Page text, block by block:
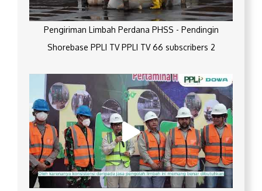
Pengiriman Limbah Perdana PHSS - Pendingin
Shorebase PPLI TV PPLI TV 66 subscribers 2